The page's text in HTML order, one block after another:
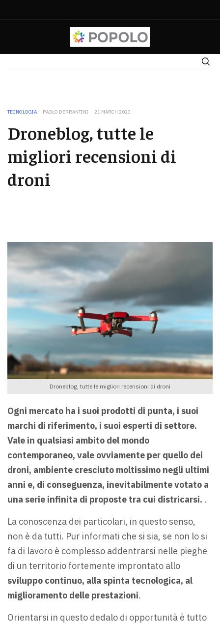
TECNOLOGIA PAOLO DERRANTINI 21 MARCH 2023
Droneblog, tutte le
migliori recensioni di
droni
Droneblog, tutte le migliori recensioni di droni
Ogni mercato ha i suoi prodotti di punta, i suoi
marchi di riferimento, i suoi esperti di settore.
Vale in qualsiasi ambito del mondo
contemporaneo, vale ovviamente per quello dei
droni, ambiente cresciuto moltissimo negli ultimi
anni e, di conseguenza, inevitabilmente votato a
una serie infinita di proposte tra cui districarsi. .
La conoscenza dei particolari, in questo senso,
non è da tutti. Pur informati che si sia, se non lo si
fa di lavoro è complesso addentrarsi nelle pieghe
di un territorio fortemente improntato allo
sviluppo continuo, alla spinta tecnologica, al
miglioramento delle prestazioni.
Orientarsi in questo dedalo di opportunità è tutto